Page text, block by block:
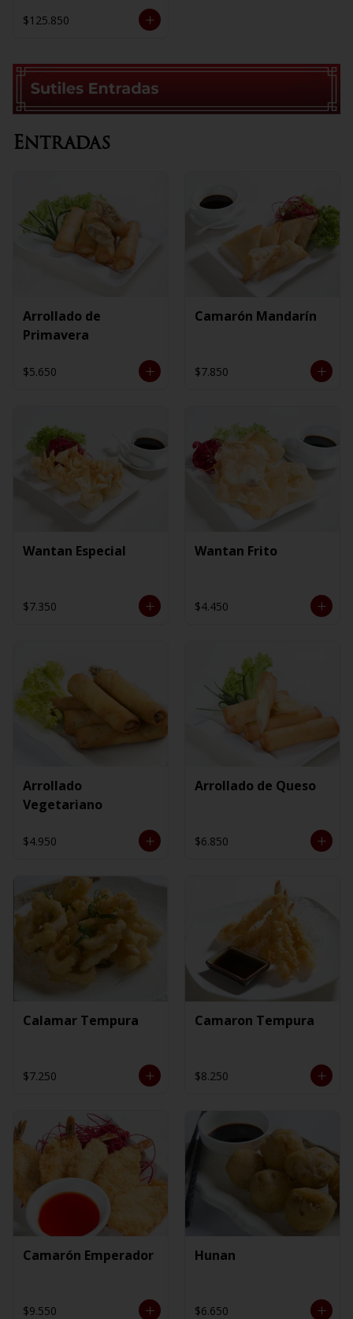
$125.850
Entradas
Arrollado de
Primavera
$5.650
Camarón Mandarín
$7.850
Wantan Especial
$7.350
Wantan Frito
$4.450
Arrollado
Vegetariano
$4.950
Arrollado de Queso
$6.850
Calamar Tempura
$7.250
Camaron Tempura
$8.250
Camarón Emperador
$9.550
Hunan
$6.650